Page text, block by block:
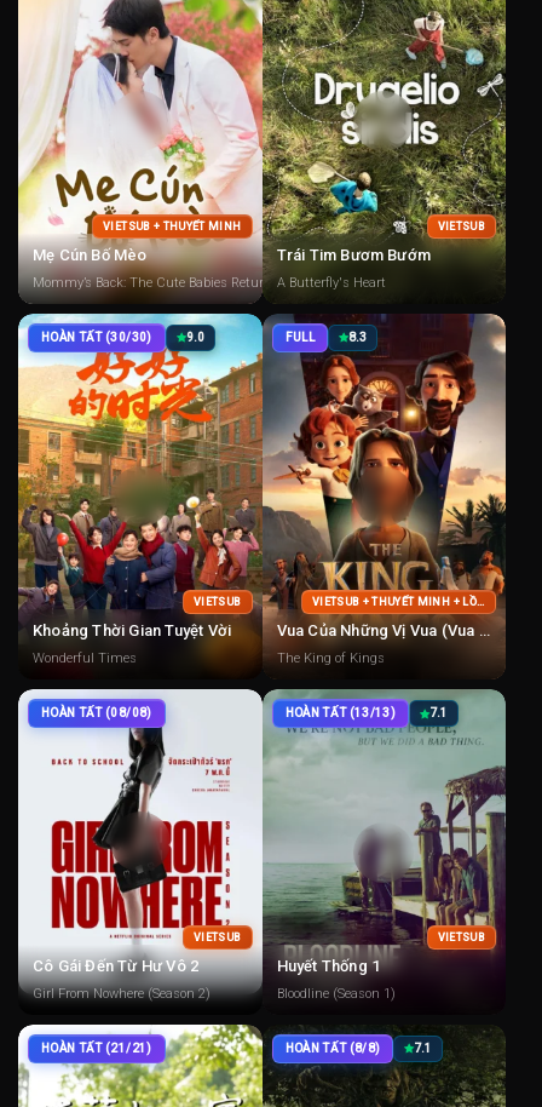
VIETSUB + THUYẾT MINH
Mẹ Cún Bố Mèo
Mommy’s Back: The Cute Babies Return
VIETSUB
Trái Tim Bươm Bướm
A Butterfly's Heart
HOÀN TẤT (30/30) 9.0
VIETSUB
Khoảng Thời Gian Tuyệt Vời
Wonderful Times
FULL 8.3
VIETSUB + THUYẾT MINH + LỒNG TIẾNG
Vua Của Những Vị Vua (Vua Của Các Vua)
The King of Kings
HOÀN TẤT (08/08)
VIETSUB
Cô Gái Đến Từ Hư Vô 2
Girl From Nowhere (Season 2)
HOÀN TẤT (13/13) 7.1
VIETSUB
Huyết Thống 1
Bloodline (Season 1)
HOÀN TẤT (21/21) HOÀN TẤT (8/8) 7.1